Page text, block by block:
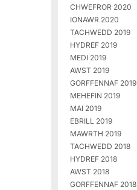
CHWEFROR 2020
IONAWR 2020
TACHWEDD 2019
HYDREF 2019
MEDI 2019
AWST 2019
GORFFENNAF 2019
MEHEFIN 2019
MAI 2019
EBRILL 2019
MAWRTH 2019
TACHWEDD 2018
HYDREF 2018
AWST 2018
GORFFENNAF 2018